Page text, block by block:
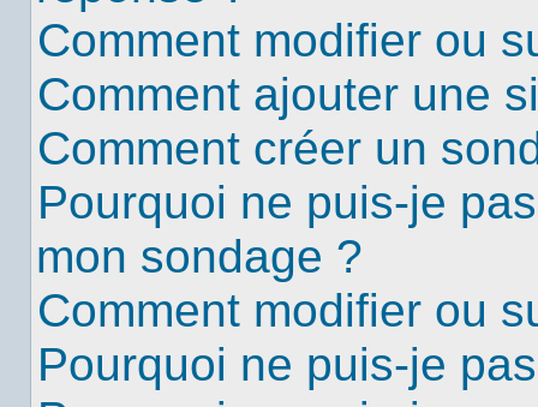
Comment modifier ou
Comment ajouter une
Comment créer un
Pourquoi ne puis-je
mon sondage ?
Comment modifier ou
Pourquoi ne puis-je